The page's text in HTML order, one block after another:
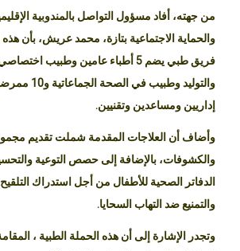
من جهته، أفاد مسؤول التواصل بالمندوبية
والحماية الاجتماعية بتازة، محمد عريش، بأن
فريق طبي يضم 5 أطباء عامين وطبيب
إداريين ومساعدين وتقنيين.
وأضاف أن العلاجات المقدمة شملت تقديم
والكشوفات، بالإضافة إلى حصص التوعية
الدفاتر الصحية للأطفال من أجل استدراك
والتمنيع ضد التهاب السحايا.
وتجدر الإشارة إلى أن هذه الحملة الطبية ،